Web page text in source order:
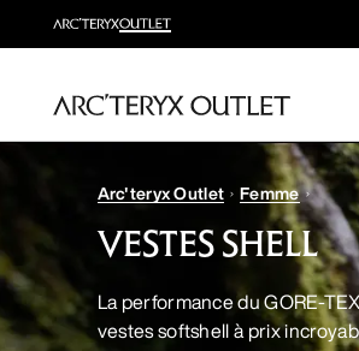
Arc'teryx Outlet Femme
VESTES SHELL
La performance du GORE-
vestes softshell à prix